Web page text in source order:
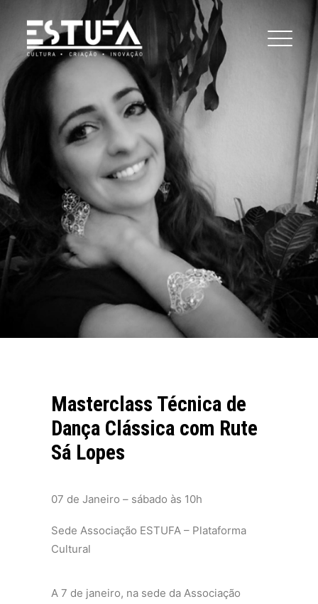
Masterclass Técnica de
Dança Clássica com Rute
Sá Lopes
07 de Janeiro – sábado às 10h
Sede Associação ESTUFA – Plataforma
Cultural
A 7 de janeiro, na sede da Associação